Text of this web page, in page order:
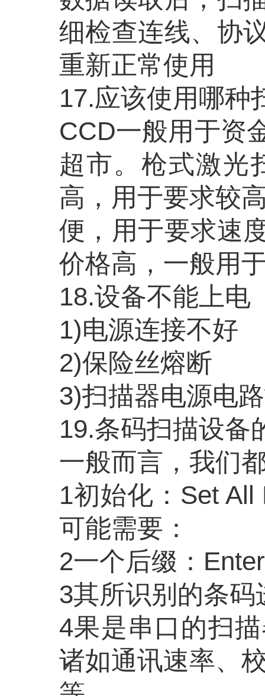
细检查连线、协
重新正常使用
17.应该使用哪种
CCD一般用于资
超市。枪式激光
高，用于要求较
便，用于要求速
价格高，一般用
18.设备不能上电
1)电源连接不好
2)保险丝熔断
3)扫描器电源电
19.条码扫描设备
一般而言，我们
1初始化：Set
可能需要：
2一个后缀：Enter
3其所识别的条码
4果是串口的扫
诸如通讯速率、